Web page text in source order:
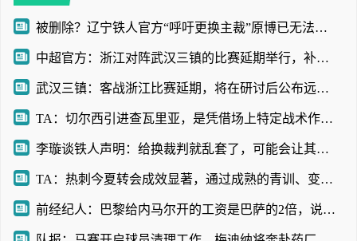
被删除？辽宁铁人官方“呼吁更换主裁”原博已无法查看
中超官方：浙江对阵武汉三镇的比赛延期举行，补赛时间另行通知
武汉三镇：客战浙江比赛延期，将在研讨后公布远征球迷的补偿方案
TA：切尔西引进查瓦里亚，是凭借场上特定战术作用被选中的即战力
李璇谈铁人声明：给换裁判就乱套了，可能会让其他裁判产生共情
TA：热刺今夏转会成效显著，通过成熟的青训、变现完成阵容迭代
前经纪人：巴黎给内马尔开的工资是巴萨的2倍，说到底还是钱